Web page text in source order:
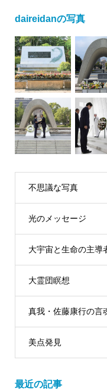
daireidanの写真
不思議な写真
光のメッセージ
大宇宙と生命の主
大霊団瞑想
真我・佐藤康行の言
美点発見
最近の記事